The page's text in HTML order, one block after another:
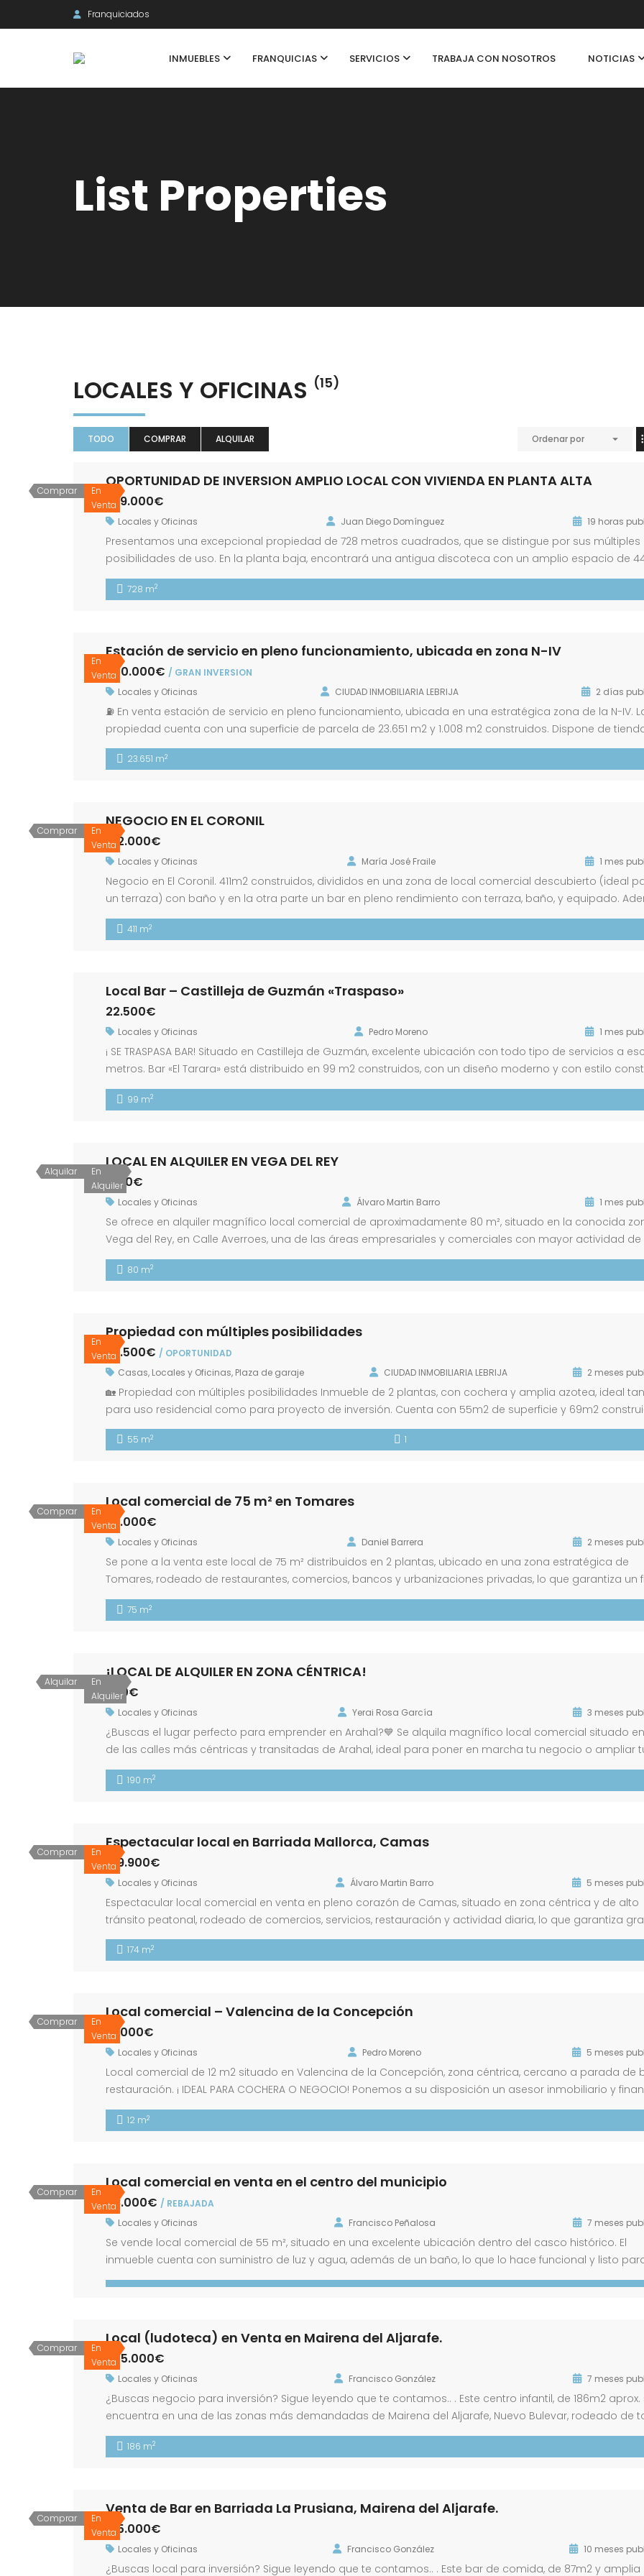
Franquiciados
INMUEBLES FRANQUICIAS SERVICIOS TRABAJA CON NOSOTROS NOTICIAS
List Properties
LOCALES Y OFICINAS (15)
TODO COMPRAR ALQUILAR Ordenar por
En
Venta
Comprar
OPORTUNIDAD DE INVERSION AMPLIO LOCAL CON VIVIENDA EN PLANTA ALTA
299.000€
Locales y Oficinas Juan Diego Domínguez 19 horas
Presentamos una excepcional propiedad de 728 metros cuadrados, que se distingue por sus múltiples
posibilidades de uso. En la planta baja, encontrará una antigua discoteca con un amplio espacio de
metros cuadrados, ideal para reformar y adaptar a nuevas necesidades comerciales o recreativas.
Además, en la planta superior hay una magnífica vivienda de 123 […]
728 m2
En
Venta
Estación de servicio en pleno funcionamiento, ubicada en zona N-IV
700.000€ / GRAN INVERSION
Locales y Oficinas
CIUDAD INMOBILIARIA LEBRIJA 2 días
⛽ En venta estación de servicio en pleno funcionamiento, ubicada en una estratégica zona de la N-IV.
propiedad cuenta con una superficie de parcela de 23.651 m2 y 1.008 m2 construidos. Dispone de
restaurante con amplia barra, cocina totalmente equipada y dos espaciosos comedores. Además,
aseos tanto en el interior de la […]
23.651 m2
En
Venta
Comprar
NEGOCIO EN EL CORONIL
182.000€
Locales y Oficinas María José Fraile 1 mes
Negocio en El Coronil. 411m2 construidos, divididos en una zona de local comercial descubierto (ideal
un terraza) con baño y en la otra parte un bar en pleno rendimiento con terraza, baño, y equipado.
de una planta alta diáfana con ventanales. ¡Consúltenos las condiciones y la posibilidad de
con nuestros asesores de […]
411 m2
Local Bar – Castilleja de Guzmán «Traspaso»
22.500€
Locales y Oficinas Pedro Moreno 1 mes
¡ SE TRASPASA BAR! Situado en Castilleja de Guzmán, excelente ubicación con todo tipo de servicios a
metros. Bar «El Tarara» está distribuido en 99 m2 construidos, con un diseño moderno y con estilo
su interior de 1 aseo bastante amplio, barra, cocina totalmente equipada y almacén. Dispone de
amplia para […]
99 m2
En
Alquiler
Alquilar
LOCAL EN ALQUILER EN VEGA DEL REY
1.100€
Locales y Oficinas Álvaro Martin Barro 1 mes
Se ofrece en alquiler magnífico local comercial de aproximadamente 80 m², situado en la conocida
Vega del Rey, en Calle Averroes, una de las áreas empresariales y comerciales con mayor actividad de
Camas. Su excelente ubicación y fácil acceso lo convierten en una opción ideal para emprendedores,
profesionales o empresas que busquen establecer […]
80 m2
En
Venta
Propiedad con múltiples posibilidades
57.500€ / OPORTUNIDAD
Casas, Locales y Oficinas, Plaza de garaje CIUDAD INMOBILIARIA LEBRIJA 2 meses
🏡 Propiedad con múltiples posibilidades Inmueble de 2 plantas, con cochera y amplia azotea, ideal
para uso residencial como para proyecto de inversión. Cuenta con 55m2 de superficie y 69m2
según Catastro. ✨ Una propiedad versátil que puede destinarse a vivienda, almacén, local para
incluso adaptarse para la creación de dos […]
55 m2 1
En
Venta
Comprar
Local comercial de 75 m² en Tomares
57.000€
Locales y Oficinas Daniel Barrera 2 meses
Se pone a la venta este local de 75 m² distribuidos en 2 plantas, ubicado en una zona estratégica de
Tomares, rodeado de restaurantes, comercios, bancos y urbanizaciones privadas, lo que garantiza un
constante de potenciales clientes. La planta principal se encuentra a pie de calle, ideal para cualquier
de negocio, mientras que […]
75 m2
En
Alquiler
Alquilar
¡LOCAL DE ALQUILER EN ZONA CÉNTRICA!
800€
Locales y Oficinas Yerai Rosa García 3 meses
¿Buscas el lugar perfecto para emprender en Arahal?💙 Se alquila magnífico local comercial situado
de las calles más céntricas y transitadas de Arahal, ideal para poner en marcha tu negocio o ampliar
actividad en una ubicación estratégica. El local ofrece una excelente visibilidad, fácil acceso y gran
personas durante todo […]
190 m2
En
Venta
Comprar
Espectacular local en Barriada Mallorca, Camas
189.900€
Locales y Oficinas Álvaro Martin Barro 5 meses
Espectacular local comercial en venta en pleno corazón de Camas, situado en zona céntrica y de alto
tránsito peatonal, rodeado de comercios, servicios, restauración y actividad diaria, lo que garantiza
visibilidad, constante paso de potenciales clientes y un elevado atractivo comercial para cualquier
de hostelería. Se trata de una excelente oportunidad de inversión […]
174 m2
En
Venta
Comprar
Local comercial – Valencina de la Concepción
18.000€
Locales y Oficinas Pedro Moreno 5 meses
Local comercial de 12 m2 situado en Valencina de la Concepción, zona céntrica, cercano a parada de
restauración. ¡ IDEAL PARA COCHERA O NEGOCIO! Ponemos a su disposición un asesor inmobiliario y
para informarle sobre los gastos de compra-venta y de financiación que no están incluidos en el
venta. Nos encargaremos […]
12 m2
En
Venta
Comprar
Local comercial en venta en el centro del municipio
48.000€ / REBAJADA
Locales y Oficinas
Francisco Peñalosa 7 meses
Se vende local comercial de 55 m², situado en una excelente ubicación dentro del casco histórico. El
inmueble cuenta con suministro de luz y agua, además de un baño, lo que lo hace funcional y listo
múltiples usos. Ideal para negocio, despacho profesional, estudio o inversión, gracias a su entorno con
En
Venta
Comprar
Local (ludoteca) en Venta en Mairena del Aljarafe.
305.000€
Locales y Oficinas Francisco González 7 meses
¿Buscas negocio para inversión? Sigue leyendo que te contamos.. . Este centro infantil, de 186m2 aprox.
encuentra en una de las zonas más demandadas de Mairena del Aljarafe, Nuevo Bulevar, rodeado de
tipo de comercios, cafeterías, tiendas, paradas de bus, supermercados, colegios, guarderías y
divide en tres grandes, espaciosas y luminosas […]
186 m2
En
Venta
Comprar
Venta de Bar en Barriada La Prusiana, Mairena del Aljarafe.
125.000€
Locales y Oficinas Francisco González 10 meses
¿Buscas local para inversión? Sigue leyendo que te contamos.. . Este bar de comida, de 87m2 y amplia